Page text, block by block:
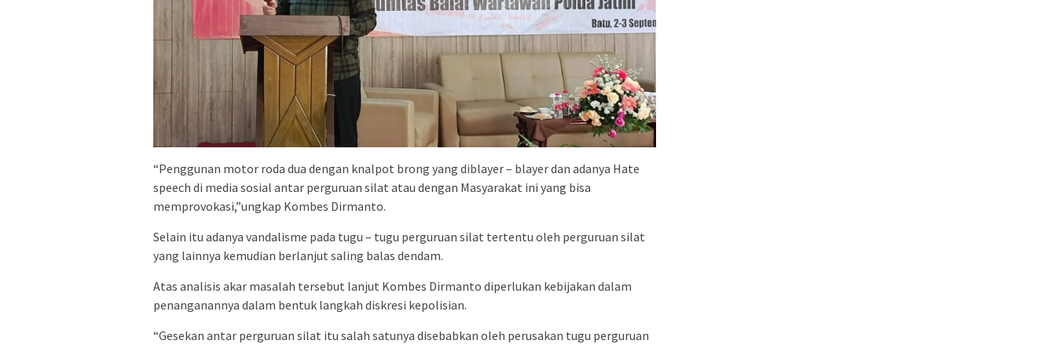
“Penggunan motor roda dua dengan knalpot brong yang diblayer – blayer dan adanya Hate
speech di media sosial antar perguruan silat atau dengan Masyarakat ini yang bisa
memprovokasi,”ungkap Kombes Dirmanto.
Selain itu adanya vandalisme pada tugu – tugu perguruan silat tertentu oleh perguruan silat
yang lainnya kemudian berlanjut saling balas dendam.
Atas analisis akar masalah tersebut lanjut Kombes Dirmanto diperlukan kebijakan dalam
penanganannya dalam bentuk langkah diskresi kepolisian.
“Gesekan antar perguruan silat itu salah satunya disebabkan oleh perusakan tugu perguruan